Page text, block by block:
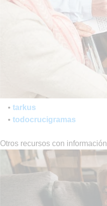
• tarkus
• todocrucigramas
Otros recursos con